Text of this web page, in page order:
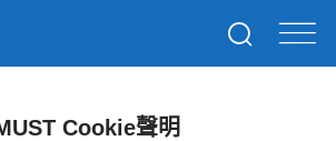
Cookie聲明